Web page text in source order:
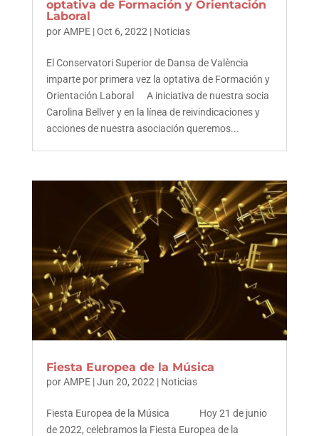
optativa de Formación y Orientación
Laboral
porAMPE|Oct 6, 2022 | Noticias
El Conservatori Superior de Dansa de València
imparte por primera vez la optativa de Formación y
Orientación Laboral A iniciativa de nuestra socia
Carolina Bellver y en la línea de reivindicaciones y
acciones de nuestra asociación queremos...
Fiesta Europea de la Música
porAMPE|Jun 20, 2022| Noticias
Fiesta Europea de la Música Hoy 21 de junio
de 2022, celebramos la Fiesta Europea de la